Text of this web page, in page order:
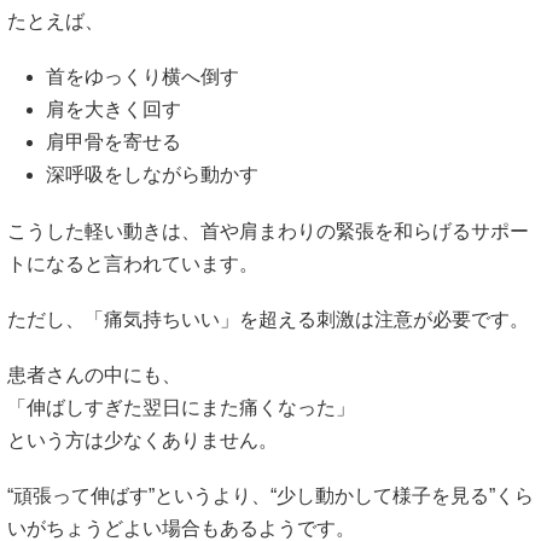
たとえば、
首をゆっくり横へ倒す
肩を大きく回す
肩甲骨を寄せる
深呼吸をしながら動かす
こうした軽い動きは、首や肩まわりの緊張を和らげるサポー
トになると言われています。
ただし、「痛気持ちいい」を超える刺激は注意が必要です。
患者さんの中にも、
「伸ばしすぎた翌日にまた痛くなった」
という方は少なくありません。
“頑張って伸ばす”というより、“少し動かして様子を見る”くら
いがちょうどよい場合もあるようです。